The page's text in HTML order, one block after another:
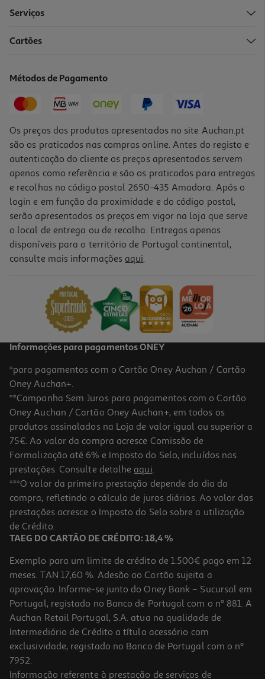
4.2
Fio Auchan Dentário 50m
3.8
Fio Dentário Auchan Mentol Com Cera 25m
0.05 €/metro
1,19 €
Serviços
Cartões
Métodos de Pagamento
Os preços dos produtos apresentados no site Auchan.pt
são os praticados nas compras online. Antes do registo e
autenticação do cliente os preços apresentados servem
apenas como referência e são os praticados para entregas
e recolhas no código postal 2650-435 Amadora. Após o
login e em função da proximidade e do código postal,
serão apresentados os preços em vigor na loja que serve
o local de entrega ou de recolha. Entregas apenas
disponíveis para o território de Portugal continental,
consulte mais informações aqui.
Informações para pagamentos ONEY
*para pagamentos com o Cartão Oney Auchan / Cartão
Oney Auchan+.
**Campanha Sem Juros para pagamentos com o Cartão
Oney Auchan / Cartão Oney Auchan+, em todos os
produtos assinalados na Loja de valor igual ou superior a
75€. Ao valor da compra acresce Comissão de
Formalização até 6% e Imposto do Selo, incluídos nas
prestações. Consulte detalhe aqui.
***O valor da primeira prestação depende do dia da
compra, refletindo o cálculo de juros diários. Ao valor das
prestações acresce o Imposto do Selo sobre a utilização
de Crédito.
TAEG DO CARTÃO DE CRÉDITO: 18,4 %
Exemplo para um limite de crédito de 1.500€ pago em 12
meses. TAN 17,60 %. Adesão ao Cartão sujeita a
aprovação. Informe-se junto do Oney Bank – Sucursal em
Portugal, registado no Banco de Portugal com o nº 881. A
Auchan Retail Portugal, S.A. atua na qualidade de
Intermediário de Crédito a título acessório com
exclusividade, registado no Banco de Portugal com o nº
7952.
Informação referente à prestação de serviços de